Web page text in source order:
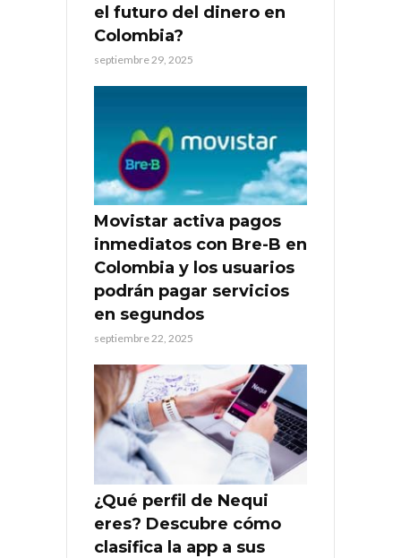
el futuro del dinero en
Colombia?
septiembre 29, 2025
Movistar activa pagos
inmediatos con Bre-B en
Colombia y los usuarios
podrán pagar servicios
en segundos
septiembre 22, 2025
¿Qué perfil de Nequi
eres? Descubre cómo
clasifica la app a sus